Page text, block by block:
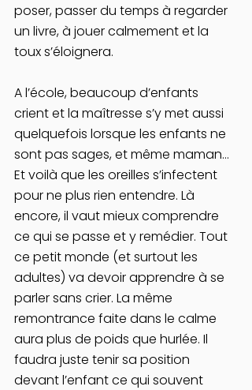
poser, passer du temps à regarder
un livre, à jouer calmement et la
toux s’éloignera.
A l’école, beaucoup d’enfants
crient et la maîtresse s’y met aussi
quelquefois lorsque les enfants ne
sont pas sages, et même maman…
Et voilà que les oreilles s’infectent
pour ne plus rien entendre. Là
encore, il vaut mieux comprendre
ce qui se passe et y remédier. Tout
ce petit monde (et surtout les
adultes) va devoir apprendre à se
parler sans crier. La même
remontrance faite dans le calme
aura plus de poids que hurlée. Il
faudra juste tenir sa position
devant l’enfant ce qui souvent